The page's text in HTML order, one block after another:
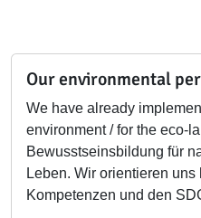
Our environmental
We have already
environment / for the eco-
Bewusstseinsbildung für
Leben. Wir orientieren
Kompetenzen und den